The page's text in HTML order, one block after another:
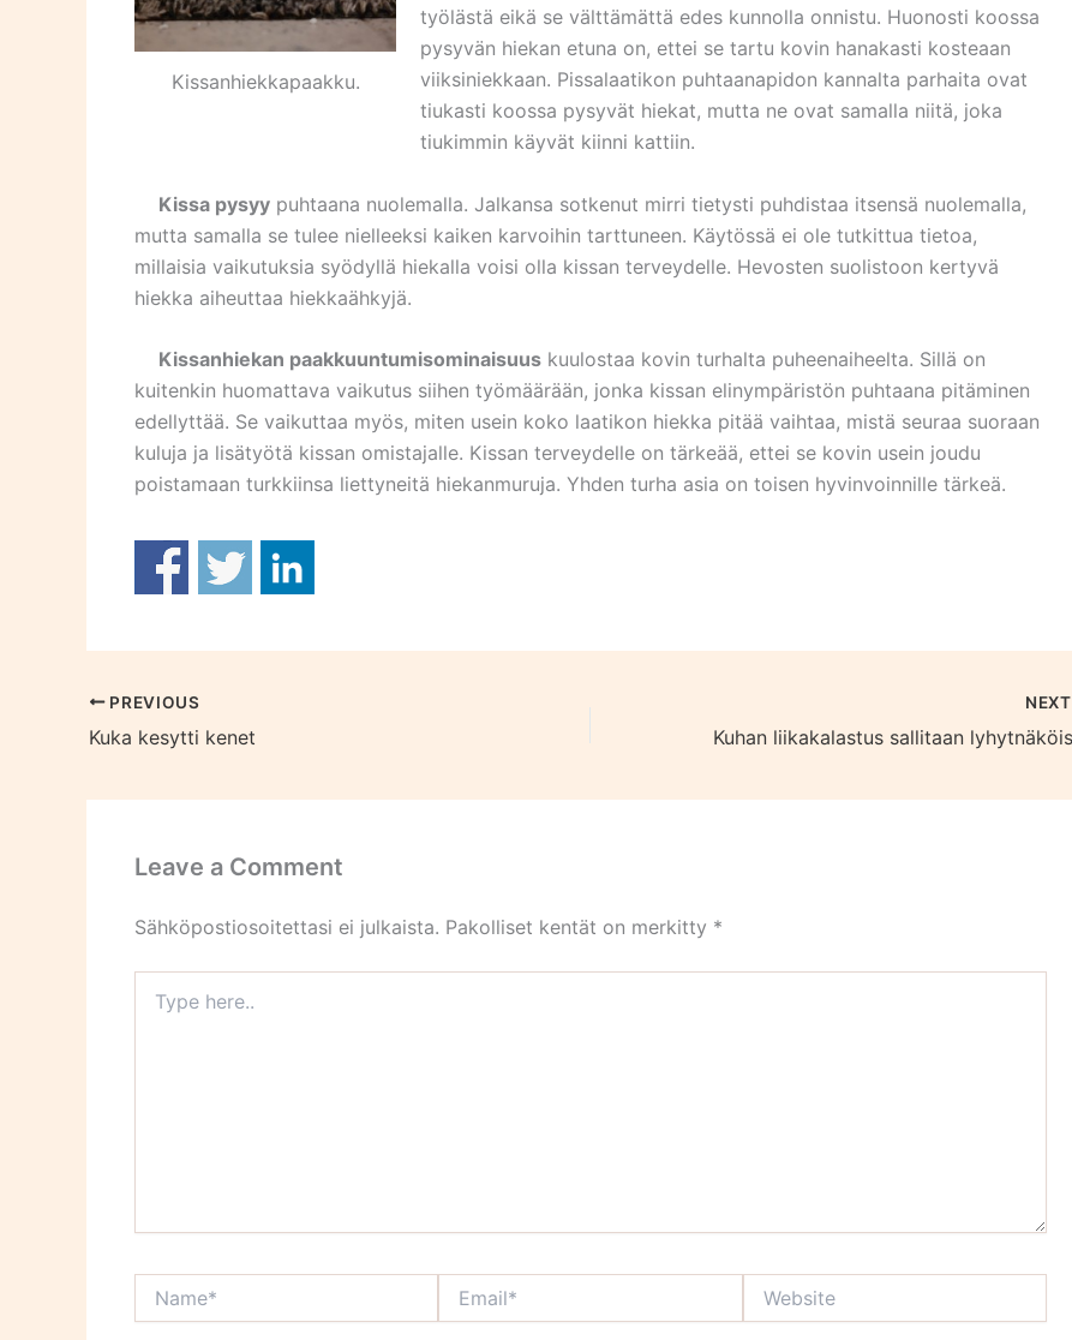
Kissanhiekkapaakku.
työlästä eikä se välttämättä edes kunnolla onnistu. Huonosti koossa
pysyvän hiekan etuna on, ettei se tartu kovin hanakasti kosteaan
viiksiniekkaan. Pissalaatikon puhtaanapidon kannalta parhaita ovat
tiukasti koossa pysyvät hiekat, mutta ne ovat samalla niitä, joka
tiukimmin käyvät kiinni kattiin.
Kissa pysyy puhtaana nuolemalla. Jalkansa sotkenut mirri tietysti puhdistaa itsensä nuolemalla,
mutta samalla se tulee nielleeksi kaiken karvoihin tarttuneen. Käytössä ei ole tutkittua tietoa,
millaisia vaikutuksia syödyllä hiekalla voisi olla kissan terveydelle. Hevosten suolistoon kertyvä
hiekka aiheuttaa hiekkaähkyjä.
Kissanhiekan paakkuuntumisominaisuus kuulostaa kovin turhalta puheenaiheelta. Sillä on
kuitenkin huomattava vaikutus siihen työmäärään, jonka kissan elinympäristön puhtaana pitäminen
edellyttää. Se vaikuttaa myös, miten usein koko laatikon hiekka pitää vaihtaa, mistä seuraa suoraan
kuluja ja lisätyötä kissan omistajalle. Kissan terveydelle on tärkeää, ettei se kovin usein joudu
poistamaan turkkiinsa liettyneitä hiekanmuruja. Yhden turha asia on toisen hyvinvoinnille tärkeä.
PREVIOUS
Kuka kesytti kenet
NEXT
Leave a Comment
Sähköpostiosoitettasi ei julkaista. Pakolliset kentät on merkitty *
here..